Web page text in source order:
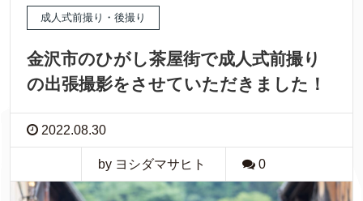
成人式前撮り・後撮り
金沢市のひがし茶屋街で成人式前撮り
の出張撮影をさせていただきました！
2022.08.30
by ヨシダマサヒト 0